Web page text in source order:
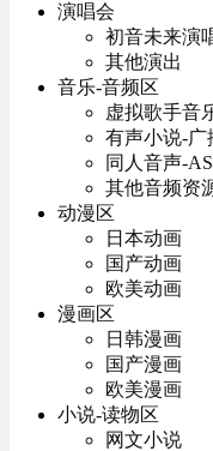
演唱会
初音未来演
其他演出
音乐-音频区
虚拟歌手音
有声小说-广
同人音声-
其他音频资
动漫区
日本动画
国产动画
欧美动画
漫画区
日韩漫画
国产漫画
欧美漫画
小说-读物区
网文小说